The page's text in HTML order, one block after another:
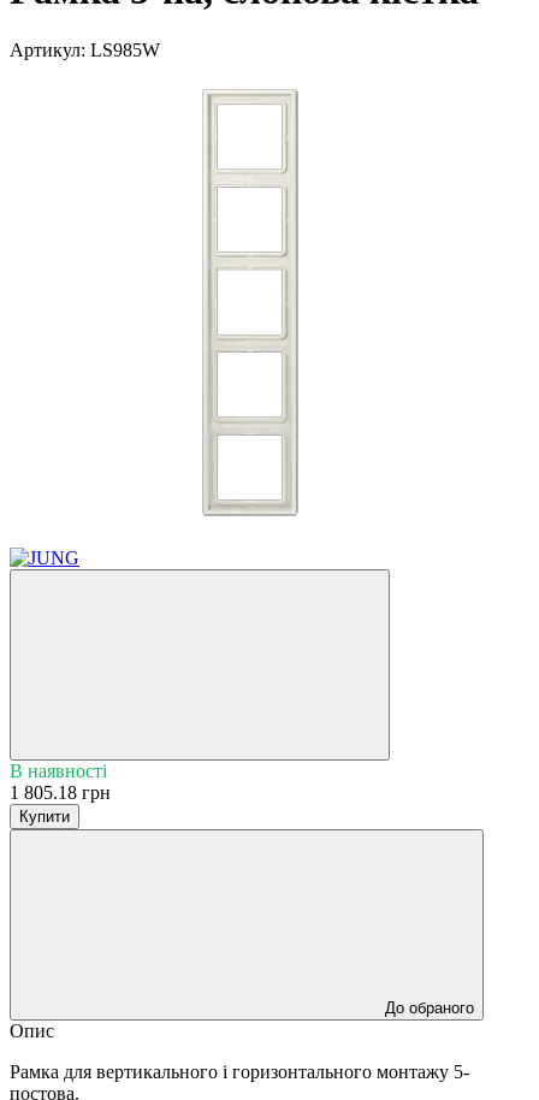
Артикул: LS985W
В наявності
1 805.18 грн
Купити
До обраного
Опис
Рамка для вертикального і горизонтального монтажу 5-
постова.